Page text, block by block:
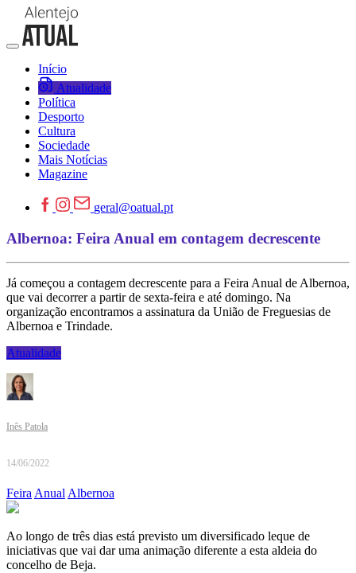
Início
Atualidade
Política
Desporto
Cultura
Sociedade
Mais Notícias
Magazine
geral@oatual.pt
Albernoa: Feira Anual em contagem decrescente
Já começou a contagem decrescente para a Feira Anual de Albernoa,
que vai decorrer a partir de sexta-feira e até domingo. Na
organização encontramos a assinatura da União de Freguesias de
Albernoa e Trindade.
Atualidade
Inês Patola
14/06/2022
FeiraAnualAlbernoa
Ao longo de três dias está previsto um diversificado leque de
iniciativas que vai dar uma animação diferente a esta aldeia do
concelho de Beja.